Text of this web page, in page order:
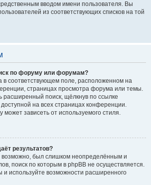
вводом имени пользователя. Вы
из соответствующих списков на той
по форуму или форумам?
в соответствующем поле, расположенном на
страницах просмотра форума или темы.
расширенный поиск, щёлкнув по ссылке
на всех страницах конференции.
может зависеть от используемого стиля.
результатов?
возможно, был слишком неопределённым и
поиск по которым в phpBB не осуществляется.
и используйте возможности расширенного